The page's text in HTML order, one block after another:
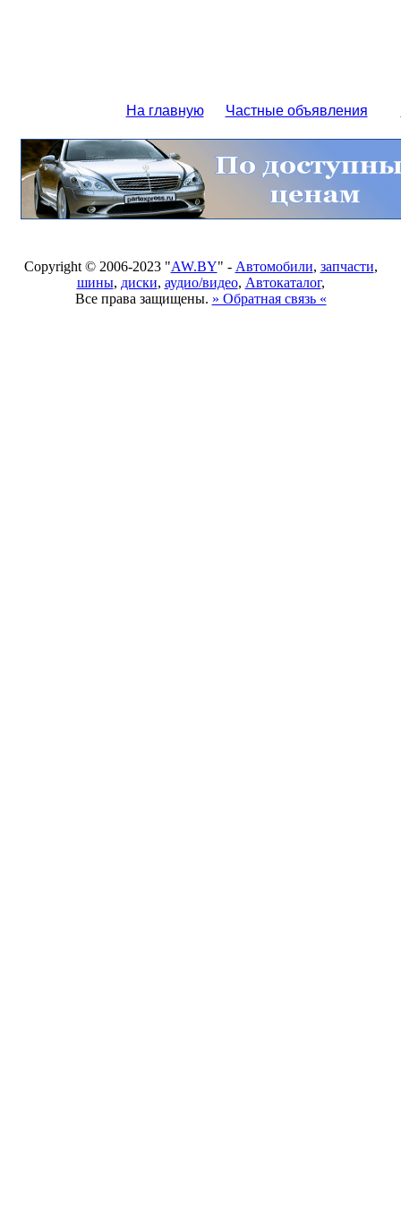
На главную Частные объявления
Copyright © 2006-2023 "AW.BY" - Автомобили, запчасти,
шины, диски, аудио/видео, Автокаталог,
Все права защищены. » Обратная связь «